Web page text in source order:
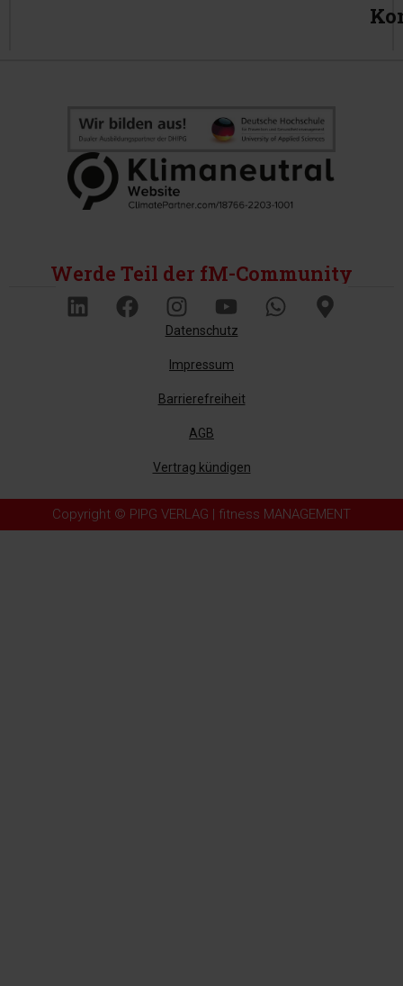
Werde Teil der fM-Community
Datenschutz
Impressum
Barrierefreiheit
AGB
Vertrag kündigen
Copyright © PIPG VERLAG | fitness MANAGEMENT